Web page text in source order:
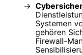
Systemen
gehören
Firewall-